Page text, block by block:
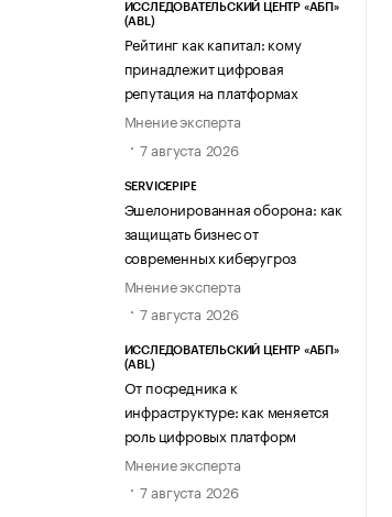
ИССЛЕДОВАТЕЛЬСКИЙ ЦЕНТР «АБП»
(ABL)
Рейтинг как капитал: кому
принадлежит цифровая
репутация на платформах
Мнение эксперта
7 августа 2026
SERVICEPIPE
Эшелонированная оборона: как
защищать бизнес от
современных киберугроз
Мнение эксперта
7 августа 2026
ИССЛЕДОВАТЕЛЬСКИЙ ЦЕНТР «АБП»
(ABL)
От посредника к
инфраструктуре: как меняется
роль цифровых платформ
Мнение эксперта
7 августа 2026